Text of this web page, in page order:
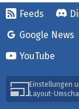
Feeds
Google News
YouTube
Einstellungen
Layout-